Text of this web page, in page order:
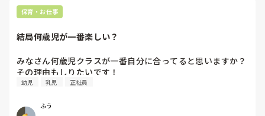
保育・お仕事
結局何歳児が一番楽しい？
みなさん何歳児クラスが一番自分に合ってると思いますか？
その理由もしりたいです！
幼児 乳児 正社員
ふう